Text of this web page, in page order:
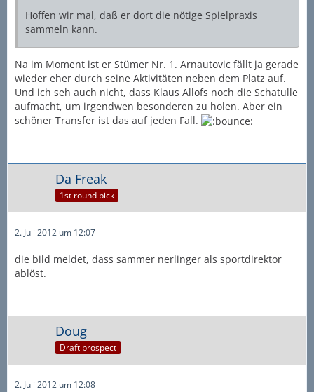
Hoffen wir mal, daß er dort die nötige Spielpraxis
sammeln kann.
Na im Moment ist er Stümer Nr. 1. Arnautovic fällt ja gerade
wieder eher durch seine Aktivitäten neben dem Platz auf.
Und ich seh auch nicht, dass Klaus Allofs noch die Schatulle
aufmacht, um irgendwen besonderen zu holen. Aber ein
schöner Transfer ist das auf jeden Fall.
Da Freak
1st round pick
2. Juli 2012 um 12:07
die bild meldet, dass sammer nerlinger als sportdirektor
ablöst.
Doug
Draft prospect
2. Juli 2012 um 12:08